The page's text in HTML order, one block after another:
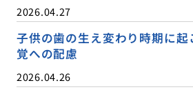
2026.04.27
子供の歯の生え変わり時期に
覚への配慮
2026.04.26